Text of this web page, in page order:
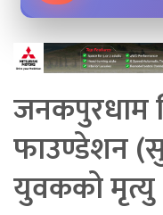
जनकपुरधाम
फाउण्डेशन
युवकको मृत्यु